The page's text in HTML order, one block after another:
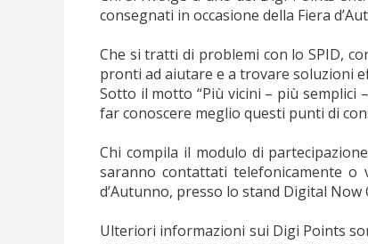
consegnati in occasione della Fiera
Che si tratti di problemi con lo SPID,
pronti ad aiutare e a trovare soluzioni
Sotto il motto “Più vicini – più semplici
far conoscere meglio questi punti di
Chi compila il modulo di
saranno contattati telefonicamente
d’Autunno, presso lo stand Digital Now
Ulteriori informazioni sui Digi Points